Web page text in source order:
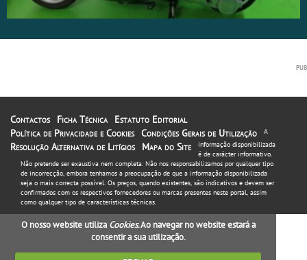
Contactos Ficha Técnica
Estatuto Editorial
Política de Privacidade e Cookies Condições Gerais de Utilização
Resolução Alternativa de Litígios
Mapa do Site
A
informação disponibilizada
é de carácter informativo.
Não pretende ser exaustiva nem completa. Não nos responsabilizamos por qualquer tipo
de incorrecção, embora tenhamos a preocupação de que a informação disponibilizada
seja o mais correcta possível. Os preços, quando existentes, são indicativos e devem ser
confirmados com os respectivos fornecedores ou marcas presentes neste portal, assim
como qualquer tipo de características técnicas.
O nosso website utiliza Cookies. Ao navegar no website estará a
consentir a sua utilização.